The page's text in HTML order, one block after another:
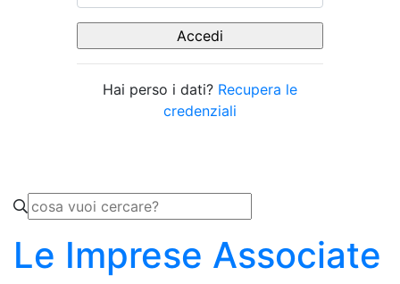
Hai perso i dati? Recupera le
credenziali
Le Imprese Associate